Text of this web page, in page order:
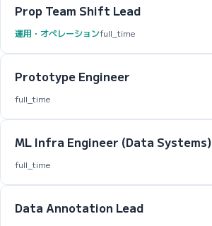
Prop Team Shift Lead
運用・オペレーションfull_time
Prototype Engineer
full_time
ML Infra Engineer (Data Systems)
full_time
Data Annotation Lead